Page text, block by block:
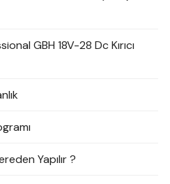
GBH 18V-28 Dc Kırıcı
Yapılır ?